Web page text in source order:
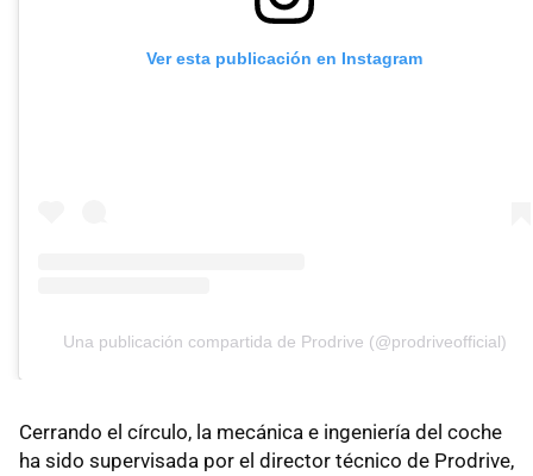
Ver esta publicación en Instagram
Una publicación compartida de Prodrive (@prodriveofficial)
Cerrando el círculo, la mecánica e ingeniería del coche
ha sido supervisada por el director técnico de Prodrive,